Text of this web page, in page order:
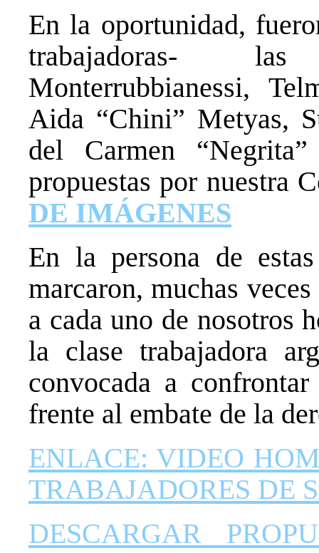
En la oportunidad,
trabajadoras-
Monterrubbianessi,
Aida “Chini” Metyas,
del Carmen
propuestas por nuestra
DE IMÁGENES
En la persona de
marcaron, muchas
a cada uno de nosotros
la clase trabajadora
convocada a
frente al embate de la
ENLACE: VIDEO
TRABAJADORES DE
DESCARGAR